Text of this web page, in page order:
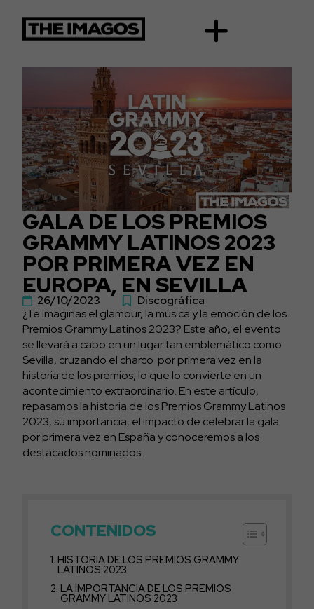
GALA DE LOS PREMIOS
GRAMMY LATINOS 2023
POR PRIMERA VEZ EN
EUROPA, EN SEVILLA
26/10/2023
Discográfica
¿Te imaginas el glamour, la música y la emoción de los
Premios Grammy Latinos 2023? Este año, el evento
se llevará a cabo en un lugar tan emblemático como
Sevilla, cruzando el charco por primera vez en la
historia de los premios, lo que lo convierte en un
acontecimiento extraordinario. En este artículo,
repasamos la historia de los Premios Grammy Latinos
2023, su importancia, el impacto de celebrar la gala
por primera vez en España y conoceremos a los
destacados nominados.
CONTENIDOS
HISTORIA DE LOS PREMIOS GRAMMY
LATINOS 2023
LA IMPORTANCIA DE LOS PREMIOS
GRAMMY LATINOS 2023